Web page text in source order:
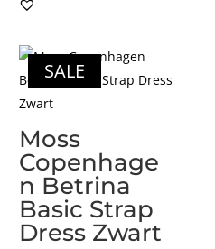
SALE
Moss
Copenhage
n Betrina
Basic Strap
Dress Zwart